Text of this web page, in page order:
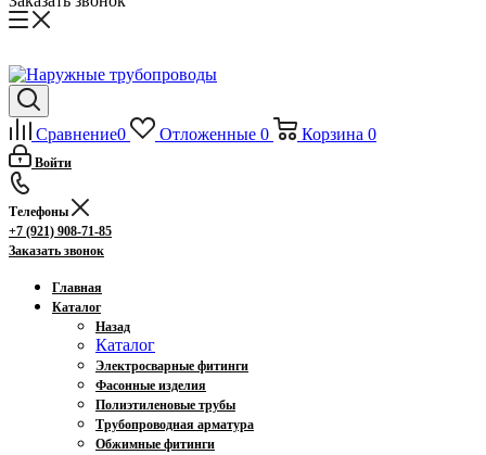
Сравнение0 Отложенные 0 Корзина 0
Войти
Телефоны
+7 (921) 908-71-85
Заказать звонок
Главная
Каталог
Назад
Каталог
Электросварные фитинги
Фасонные изделия
Полиэтиленовые трубы
Трубопроводная арматура
Обжимные фитинги